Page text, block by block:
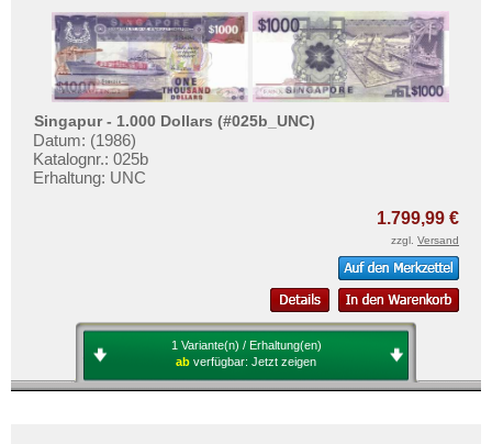
Singapur - 1.000 Dollars (#025b_UNC)
Datum: (1986)
Katalognr.: 025b
Erhaltung: UNC
1.799,99 €
zzgl. Versand
1 Variante(n) / Erhaltung(en)
ab verfügbar: Jetzt zeigen